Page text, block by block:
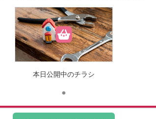
本日公開中のチラシ